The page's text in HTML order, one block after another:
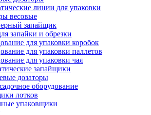
линии для упаковки
весовые
запайщик
запайки и обрезки
для упаковки коробок
для упаковки паллетов
для упаковки чая
запайщики
дозаторы
оборудование
лотков
упаковщики